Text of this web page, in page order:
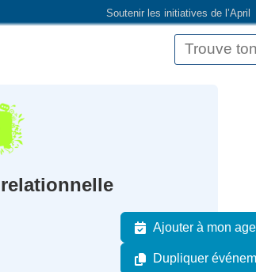
Soutenir les initiatives de l’April
Ajouter à mon
Dupliquer